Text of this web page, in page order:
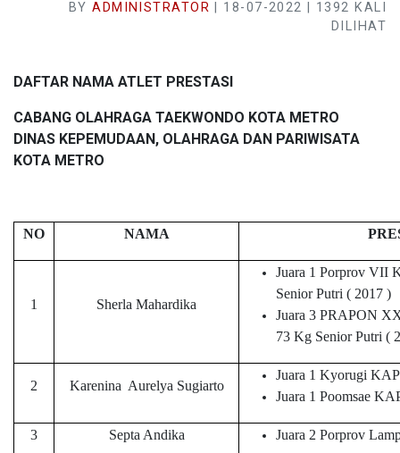
BYADMINISTRATOR | 18-07-2022 | 1392 KALI
DILIHAT
DAFTAR NAMA ATLET PRESTASI
CABANG OLAHRAGA TAEKWONDO KOTA METRO
DINAS KEPEMUDAAN, OLAHRAGA DAN PARIWISATA
KOTA METRO
NO NAMA
1 Sherla Mahardika
Juara 1 Porprov VII
Senior Putri ( 2017 )
Juara 3 PRAPON
73 Kg Senior Putri (
2 Karenina Aurelya Sugiarto
Juara 1 Kyorugi
Juara 1 Poomsae
3 Septa Andika Juara 2 Porprov